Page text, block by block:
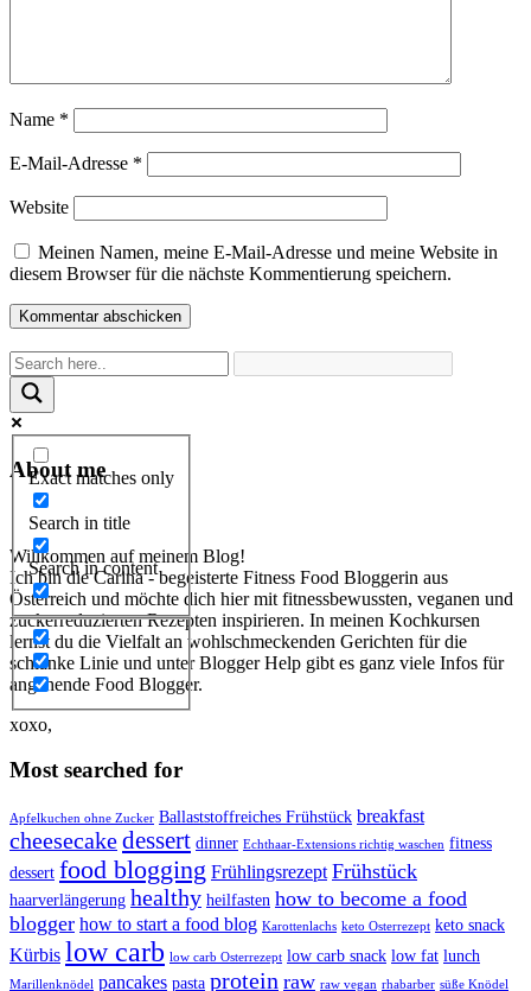
Name *
E-Mail-Adresse *
Website
Meinen Namen, meine E-Mail-Adresse und meine Website in
diesem Browser für die nächste Kommentierung speichern.
Exact matches only
Search in title
Search in content
About me
Willkommen auf meinem Blog!
Ich bin die Carina - begeisterte Fitness Food Bloggerin aus
Österreich und möchte dich hier mit fitnessbewussten, veganen und
zuckerreduzierten Rezepten inspirieren. In meinen Kochkursen
lernst du die Vielfalt an wohlschmeckenden Gerichten für die
schlanke Linie und unter Blogger Help gibt es ganz viele Infos für
angehende Food Blogger.
xoxo,
Most searched for
Apfelkuchen ohne Zucker Ballaststoffreiches Frühstück breakfast
cheesecakedessert dinner Echthaar-Extensions richtig waschen fitness
dessert food blogging Frühlingsrezept Frühstück
haarverlängerung healthy heilfasten how to become a food
blogger how to start a food blog Karottenlachs keto Osterrezept keto snack
Kürbis low carb low carb Osterrezept low carb snack low fat lunch
Marillenknödel pancakes pasta protein raw raw vegan rhabarber süße Knödel